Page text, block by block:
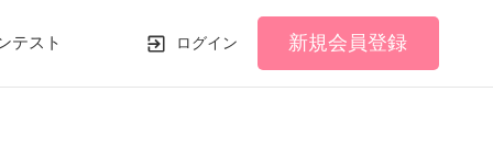
テスト ログイン 新規会員登録